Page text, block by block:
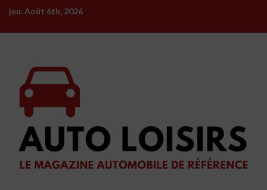
Skip
content
jeu. Août 6th, 2026